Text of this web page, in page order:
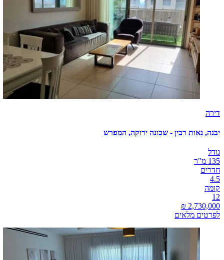
דירה
יבנה, נאות רבין - שכונה ירוקה, המפרש
גודל
135 מ"ר
חדרים
4.5
קומה
12
לפרטים מלאים